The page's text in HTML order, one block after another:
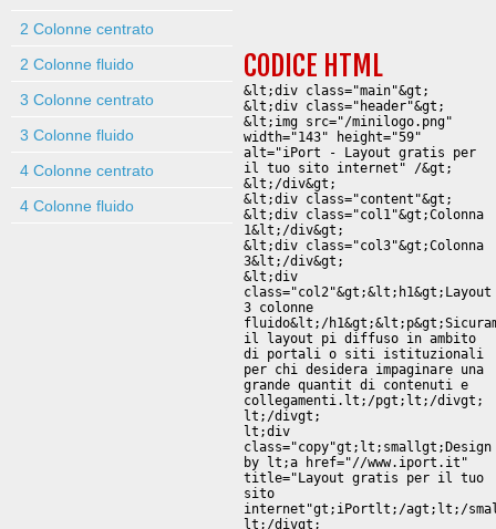
2 Colonne centrato
2 Colonne fluido
3 Colonne centrato
3 Colonne fluido
4 Colonne centrato
4 Colonne fluido
CODICE HTML
&lt;div class="main"&gt;
&lt;div class="header"&gt;
&lt;img src="/minilogo.png"
width="143" height="59"
alt="iPort - Layout gratis per
il tuo sito internet" /&gt;
&lt;/div&gt;
&lt;div class="content"&gt;
&lt;div class="col1"&gt;Colonna
1&lt;/div&gt;
&lt;div class="col3"&gt;Colonna
3&lt;/div&gt;
&lt;div
class="col2"&gt;&lt;h1&gt;Layout
3 colonne
fluido&lt;/
il layout pi diffuso in ambito
di portali o siti istituzionali
per chi desidera impaginare una
grande quantit di contenuti e
collegamenti.lt;/pgt;lt;/divgt;
lt;/divgt;
lt;div
class="copy"gt;lt;smallgt;Design
by lt;a href="//www.iport.it"
title="Layout gratis per il tuo
sito
internet"gt;iPortlt;/agt;lt;/
lt;/divgt;